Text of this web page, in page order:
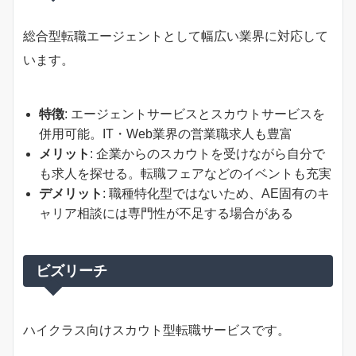
総合型転職エージェントとして幅広い業界に対応して
います。
特徴: エージェントサービスとスカウトサービスを
併用可能。IT・Web業界の営業職求人も豊富
メリット : 企業からのスカウトを受けながら自分で
も求人を探せる。転職フェアなどのイベントも充実
デメリット : 職種特化型ではないため、AE固有のキ
ャリア相談には専門性が不足する場合がある
ビズリーチ
ハイクラス向けスカウト型転職サービスです。